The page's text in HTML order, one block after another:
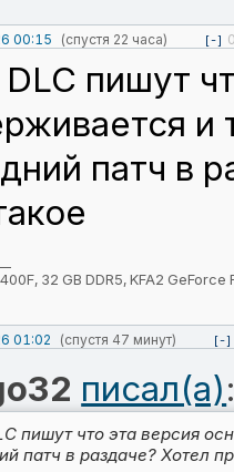
00:15 (спустя 22 часа) [-]
пишут
и
патч в
32 GB DDR5, KFA2 GeForce
01:02 (спустя 47 минут) [-]
писал(а)
пишут что эта версия
патч в раздаче? Хотел